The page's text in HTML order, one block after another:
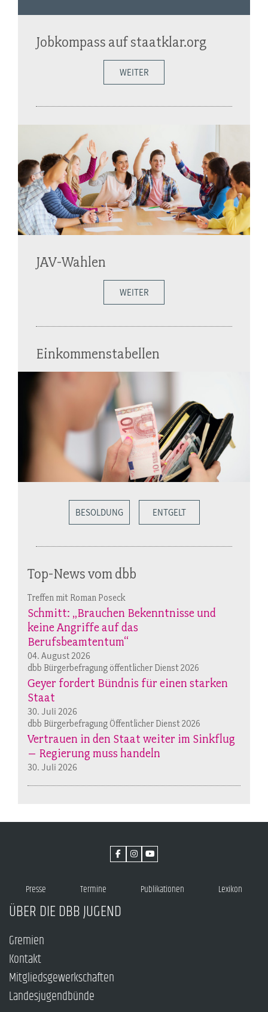
Jobkompass auf staatklar.org
WEITER
JAV-Wahlen
WEITER
Einkommenstabellen
BESOLDUNG ENTGELT
Top-News vom dbb
Treffen mit Roman Poseck
Schmitt: „Brauchen Bekenntnisse und
keine Angriffe auf das
Berufsbeamtentum“
04. August 2026
dbb Bürgerbefragung öffentlicher Dienst 2026
Geyer fordert Bündnis für einen starken
Staat
30. Juli 2026
dbb Bürgerbefragung Öffentlicher Dienst 2026
Vertrauen in den Staat weiter im Sinkflug
– Regierung muss handeln
30. Juli 2026
Presse Termine Publikationen Lexikon
ÜBER DIE DBB JUGEND
Gremien
Kontakt
Mitgliedsgewerkschaften
Landesjugendbünde